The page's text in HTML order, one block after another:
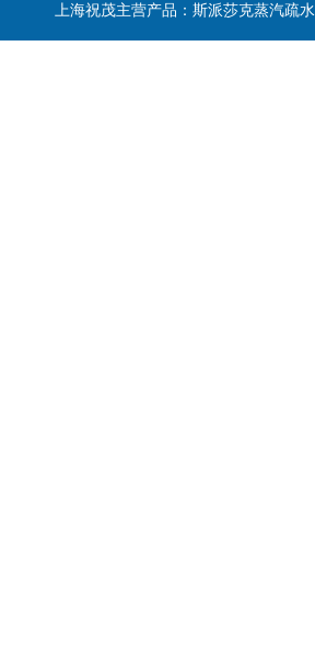
上海祝茂主营产品：斯派莎克蒸汽疏